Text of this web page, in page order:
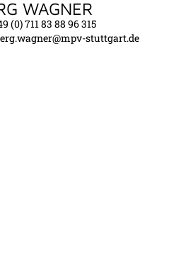
WAGNER
(0) 711 83 88 96 315
stuttgart.de